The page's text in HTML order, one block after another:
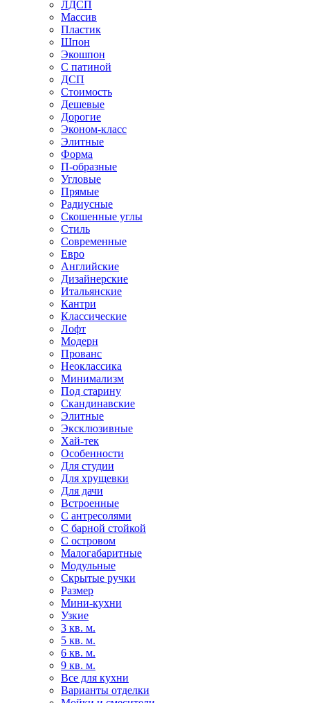
ЛДСП
Массив
Пластик
Шпон
Экошпон
С патиной
ДСП
Стоимость
Дешевые
Дорогие
Эконом-класс
Элитные
Форма
П-образные
Угловые
Прямые
Радиусные
Скошенные углы
Стиль
Современные
Евро
Английские
Дизайнерские
Итальянские
Кантри
Классические
Лофт
Модерн
Прованс
Неоклассика
Минимализм
Под старину
Скандинавские
Элитные
Эксклюзивные
Хай-тек
Особенности
Для студии
Для хрущевки
Для дачи
Встроенные
С антресолями
С барной стойкой
С островом
Малогабаритные
Модульные
Скрытые ручки
Размер
Мини-кухни
Узкие
3 кв. м.
5 кв. м.
6 кв. м.
9 кв. м.
Все для кухни
Варианты отделки